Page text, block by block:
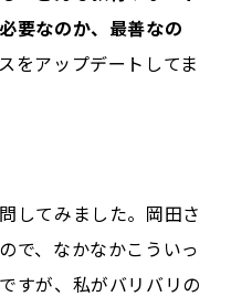
要なのか、最善なの
をアップデートしてま
してみました。岡田さ
で、なかなかこういっ
すが、私がバリバリの